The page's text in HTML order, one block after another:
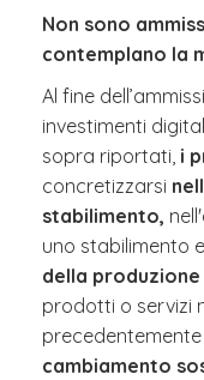
Non sono
contemplano la
Al fine
investimenti
sopra riportati, i
concretizzarsi
stabilimento, nell'
uno stabilimento
della produzione
prodotti o servizi
cambiamento